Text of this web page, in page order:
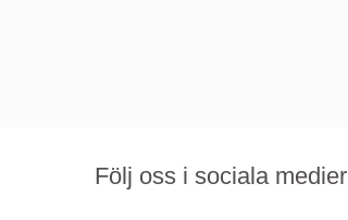
Följ oss i sociala medier